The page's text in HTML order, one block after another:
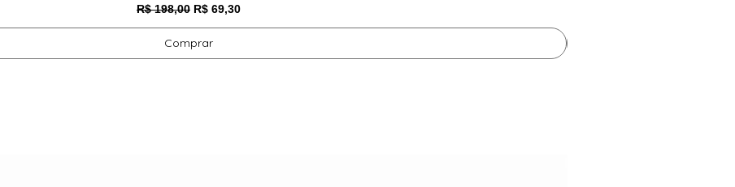
Preço normal
R$ 198,00 Preço promocional
R$ 69,30
Comprar